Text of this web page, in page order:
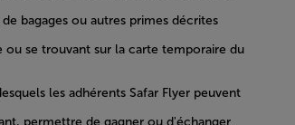
bagages ou autres primes décrites
se trouvant sur la carte temporaire du
les adhérents Safar Flyer peuvent
permettre de gagner ou d'échanger